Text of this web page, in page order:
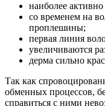
наиболее
со временем на
проплешины;
первая линия
увеличиваются
дерма сильно
Так как
обменных процессов,
справиться с ними